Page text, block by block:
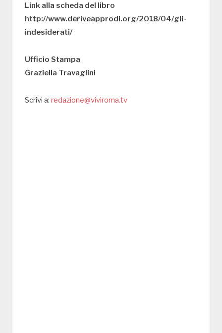
Link alla scheda del libro
http://www.deriveapprodi.org/2018/04/gli-
indesiderati/
Ufficio Stampa
Graziella Travaglini
Scrivi a: redazione@viviroma.tv